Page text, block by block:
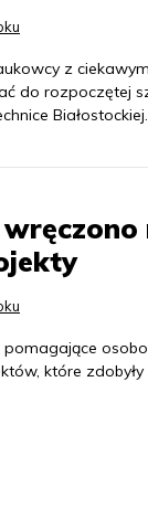
z
do rozpoczętej
Białostockiej.
pomagające
które